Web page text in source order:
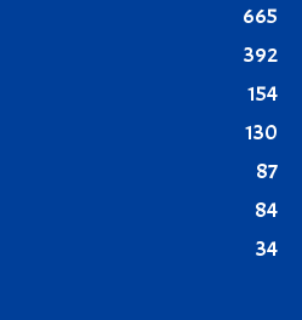
665
392
154
130
87
84
34